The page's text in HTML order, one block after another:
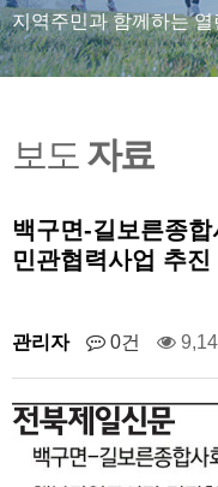
지역주민과 함께하는
보도 자료
백구면-길보른종
민관협력사업 추
관리자 0건